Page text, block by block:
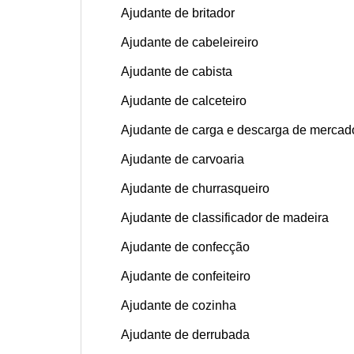
Ajudante de britador
Ajudante de cabeleireiro
Ajudante de cabista
Ajudante de calceteiro
Ajudante de carga e descarga de
Ajudante de carvoaria
Ajudante de churrasqueiro
Ajudante de classificador de madeira
Ajudante de confecção
Ajudante de confeiteiro
Ajudante de cozinha
Ajudante de derrubada